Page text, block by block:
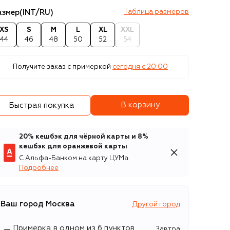
(INT/RU) Таблица размеров
XS
44
S
46
M
48
L
50
XL
52
XXL
54
Получите заказ с примеркой сегодня c 20:00
Быстрая покупка В корзину
20% кешбэк для чёрной карты и 8%
кешбэк для оранжевой карты
С Альфа-Банком на карту ЦУМа
Подробнее
Ваш город Москва Другой город
Примерка в одном из 6 пунктов